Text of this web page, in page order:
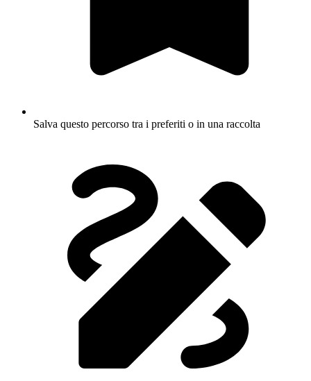
Salva questo percorso tra i preferiti o in una raccolta